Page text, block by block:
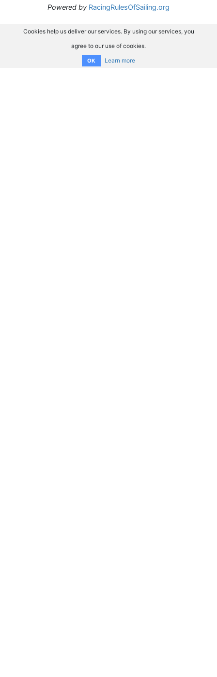
Powered by RacingRulesOfSailing.org
Cookies help us deliver our services. By using our services, you
agree to our use of cookies.
OK Learn more